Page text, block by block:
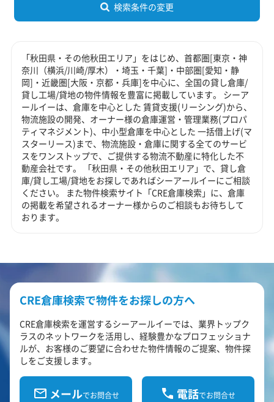
検索条件の変更
「秋田県・その他秋田エリア」をはじめ、首都圏[東京・神
奈川（横浜/川崎/厚木）・埼玉・千葉]・中部圏[愛知・静
岡]・近畿圏[大阪・京都・兵庫]を中心に、全国の貸し倉庫/
貸し工場/貸地の物件情報を豊富に掲載しています。 シーア
ールイーは、倉庫を中心とした 賃貸支援(リーシング)から、
物流施設の開発、オーナー様の倉庫運営・管理業務(プロパ
ティマネジメント)、中小型倉庫を中心とした 一括借上げ(マ
スターリース)まで、物流施設・倉庫に関する全てのサービ
スをワンストップで、ご提供する物流不動産に特化した不
動産会社です。 「秋田県・その他秋田エリア」で、貸し倉
庫/貸し工場/貸地をお探しであればシーアールイーにご相談
ください。 また物件検索サイト「CRE倉庫検索」に、倉庫
の掲載を希望されるオーナー様からのご相談もお待ちして
おります。
CRE倉庫検索で物件をお探しの方へ
CRE倉庫検索を運営するシーアールイーでは、業界トップク
ラスのネットワークを活用し、経験豊かなプロフェッショナ
ルが、お客様のご要望に合わせた物件情報のご提案、物件探
しをご支援します。
メールでお問合せ 電話でお問合せ